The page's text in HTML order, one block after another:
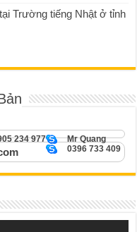
Trường tiếng Nhật ở tỉnh
Mr Quang
234 977
0396 733 409